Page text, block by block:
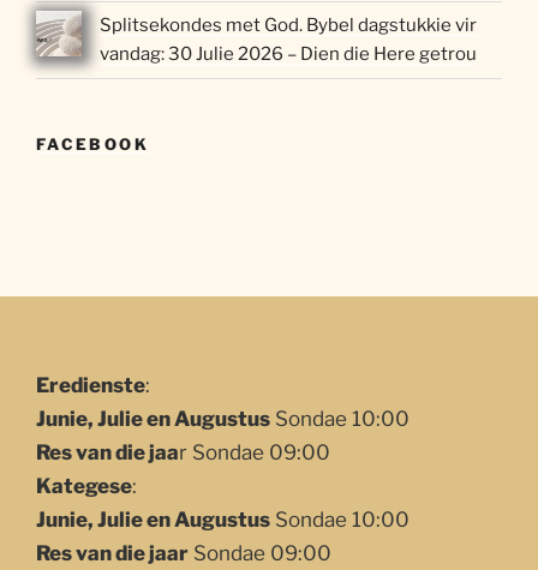
Splitsekondes met God. Bybel dagstukkie vir
vandag: 30 Julie 2026 – Dien die Here getrou
FACEBOOK
Eredienste:
Junie, Julie en Augustus Sondae 10:00
Res van die jaar Sondae 09:00
Kategese:
Junie, Julie en Augustus Sondae 10:00
Res van die jaar Sondae 09:00